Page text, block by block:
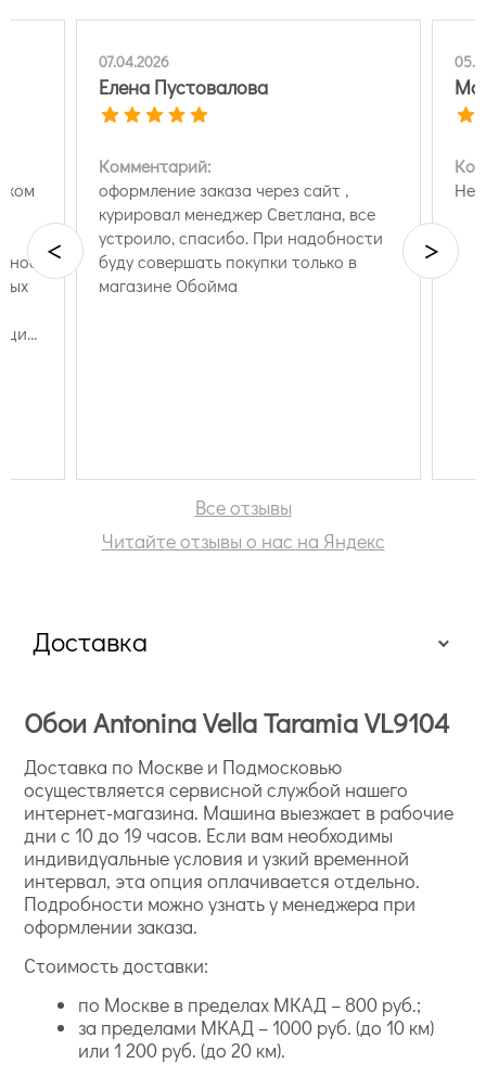
07.04.2026
Елена Пустовалова
Комментарий:
оформление заказа через сайт ,
курировал менеджер Светлана, все
устроило, спасибо. При надобности
буду совершать покупки только в
магазине Обойма
Нет
< >
Все отзывы
Читайте отзывы о нас на Яндекс
Доставка
Обои Antonina Vella Taramia VL9104
Доставка по Москве и Подмосковью
осуществляется сервисной службой нашего
интернет-магазина. Машина выезжает в рабочие
дни с 10 до 19 часов. Если вам необходимы
индивидуальные условия и узкий временной
интервал, эта опция оплачивается отдельно.
Подробности можно узнать у менеджера при
оформлении заказа.
Стоимость доставки:
по Москве в пределах МКАД – 800 руб.;
за пределами МКАД – 1000 руб. (до 10 км)
или 1 200 руб. (до 20 км).